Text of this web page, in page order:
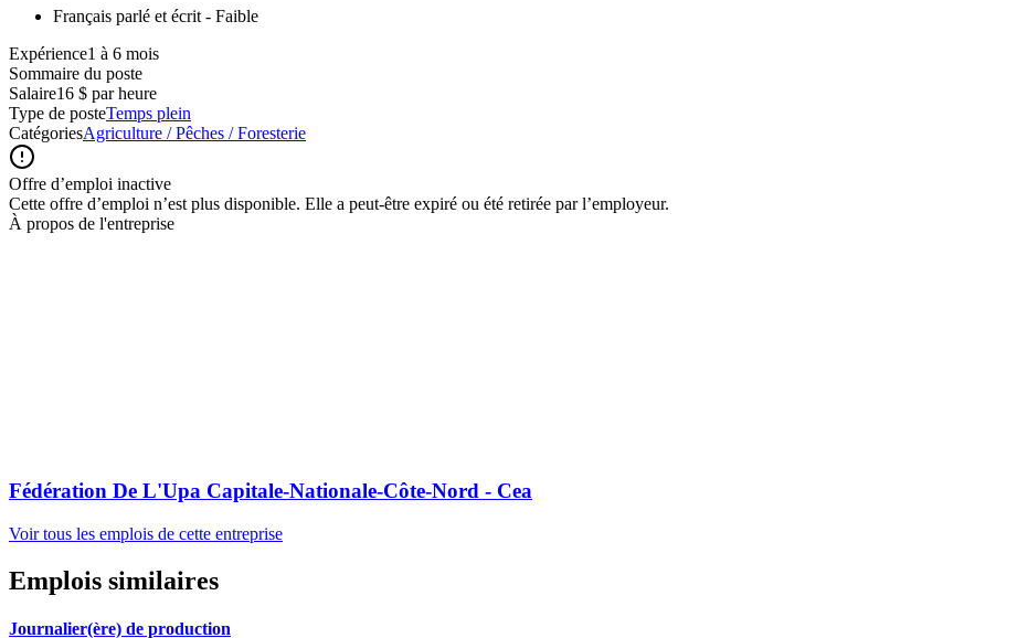
Français parlé et écrit - Faible
Expérience1 à 6 mois
Sommaire du poste
Salaire16 $ par heure
Type de posteTemps plein
CatégoriesAgriculture / Pêches / Foresterie
Offre d’emploi inactive
Cette offre d’emploi n’est plus disponible. Elle a peut-être expiré ou été retirée par l’employeur.
À propos de l'entreprise
Fédération De L'Upa Capitale-Nationale-Côte-Nord - Cea
Voir tous les emplois de cette entreprise
Emplois similaires
Journalier(ère) de production